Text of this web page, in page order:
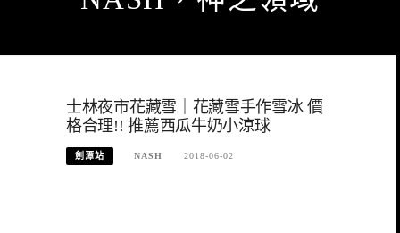
士林夜市花藏雪｜花藏雪手作雪冰 價
格合理!! 推薦西瓜牛奶小涼球
劍潭站 NASH 2018-06-02